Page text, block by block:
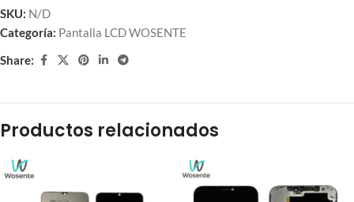
SKU: N/D
Categoría: Pantalla LCD WOSENTE
Share:
Productos relacionados